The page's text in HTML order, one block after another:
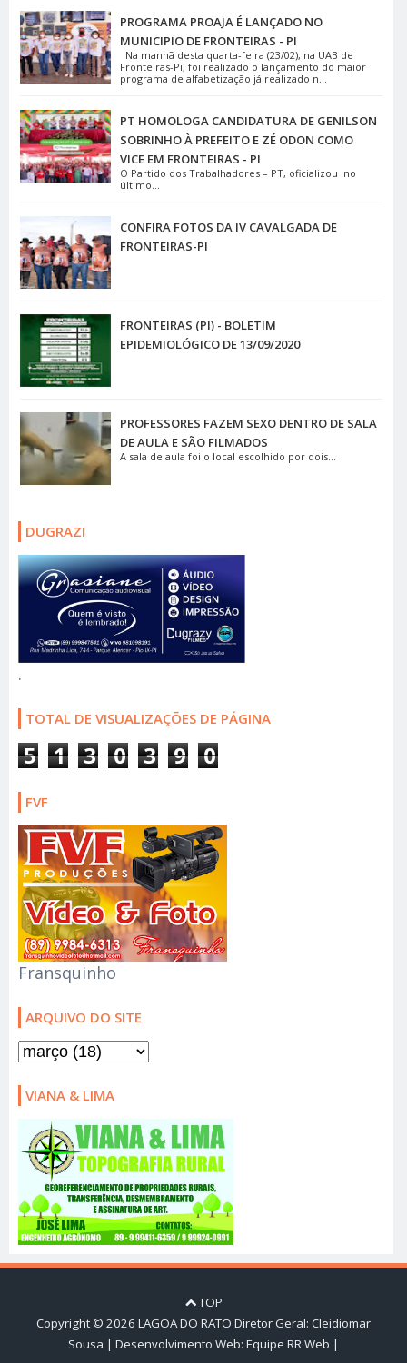
PT HOMOLOGA CANDIDATURA DE GENILSON
SOBRINHO À PREFEITO E ZÉ ODON COMO
VICE EM FRONTEIRAS - PI
O Partido dos Trabalhadores – PT, oficializou no
CONFIRA FOTOS DA IV CAVALGADA DE
FRONTEIRAS-PI
FRONTEIRAS (PI) - BOLETIM
EPIDEMIOLÓGICO DE 13/09/2020
PROFESSORES FAZEM SEXO DENTRO DE SALA
DE AULA E SÃO FILMADOS
DUGRAZI
.
TOTAL DE VISUALIZAÇÕES DE PÁGINA
5 1 3 0 3 9 0
Fransquinho
ARQUIVO DO SITE
TOP
Copyright ©2026LAGOA DO RATODiretor Geral: Cleidiomar
Sousa | Desenvolvimento Web: